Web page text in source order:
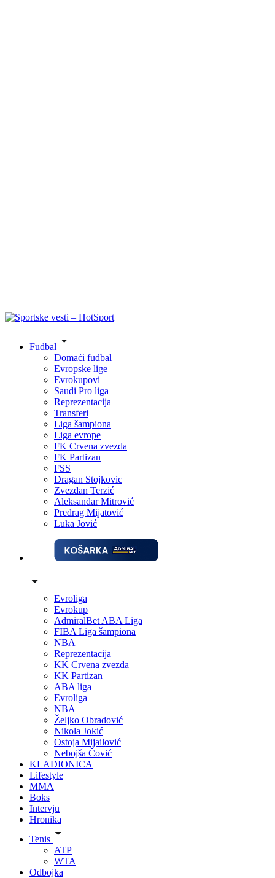
Fudbal
Domaći fudbal
Evropske lige
Evrokupovi
Saudi Pro liga
Reprezentacija
Transferi
Liga šampiona
Liga evrope
FK Crvena zvezda
FK Partizan
FSS
Dragan Stojkovic
Zvezdan Terzić
Aleksandar Mitrović
Predrag Mijatović
Luka Jović
Evroliga
Evrokup
AdmiralBet ABA Liga
FIBA Liga šampiona
NBA
Reprezentacija
KK Crvena zvezda
KK Partizan
ABA liga
Evroliga
NBA
Željko Obradović
Nikola Jokić
Ostoja Mijailović
Nebojša Čović
KLADIONICA
Lifestyle
MMA
Boks
Intervju
Hronika
Tenis
ATP
WTA
Odbojka